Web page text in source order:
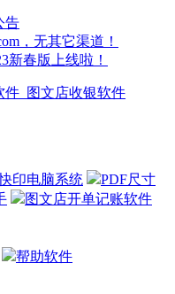
告
，无其它渠道！
新春版上线啦！
印电脑系统
PDF尺寸
图文店开单记账软件
帮助软件